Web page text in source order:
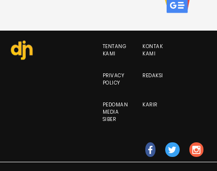
TENTANG
KAMI
KONTAK
KAMI
PRIVACY
POLICY
REDAKSI
PEDOMAN
MEDIA
SIBER
KARIR
fb tw ig